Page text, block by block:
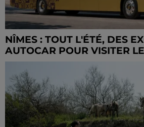
NÎMES : TOUT L'ÉTÉ, DES
AUTOCAR POUR VISITER